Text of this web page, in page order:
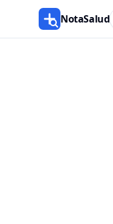
NotaSalud